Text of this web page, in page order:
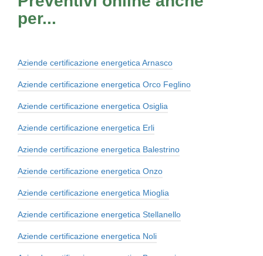
per...
Aziende certificazione energetica Arnasco
Aziende certificazione energetica Orco Feglino
Aziende certificazione energetica Osiglia
Aziende certificazione energetica Erli
Aziende certificazione energetica Balestrino
Aziende certificazione energetica Onzo
Aziende certificazione energetica Mioglia
Aziende certificazione energetica Stellanello
Aziende certificazione energetica Noli